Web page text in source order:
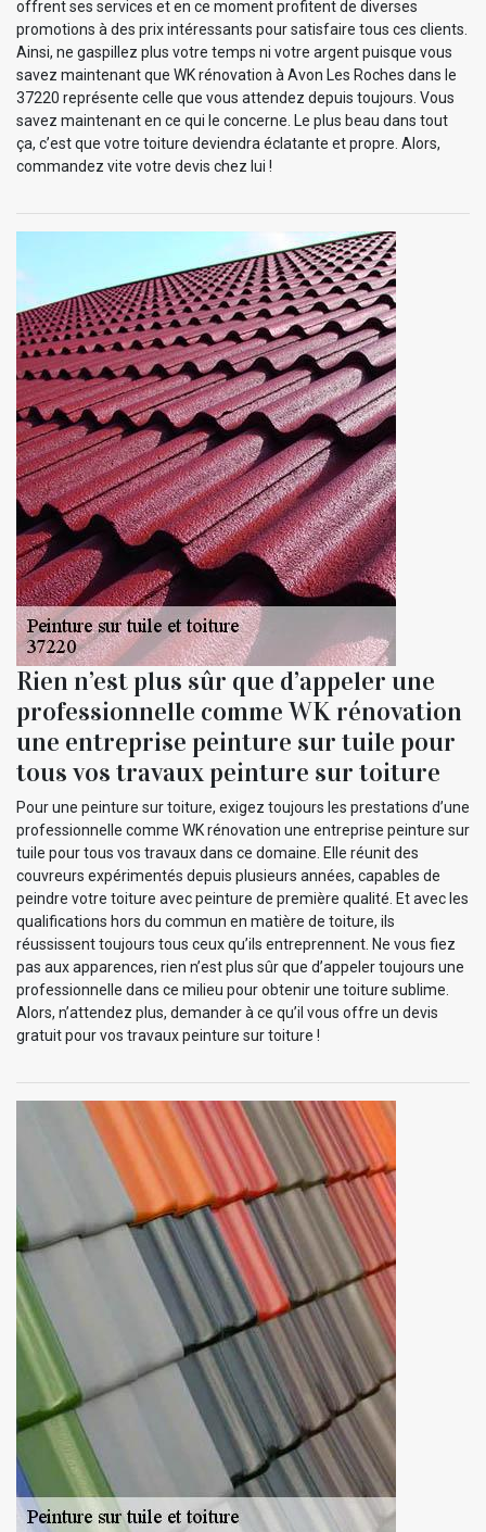
offrent ses services et en ce moment profitent de diverses
promotions à des prix intéressants pour satisfaire tous ces clients.
Ainsi, ne gaspillez plus votre temps ni votre argent puisque vous
savez maintenant que WK rénovation à Avon Les Roches dans le
37220 représente celle que vous attendez depuis toujours. Vous
savez maintenant en ce qui le concerne. Le plus beau dans tout
ça, c’est que votre toiture deviendra éclatante et propre. Alors,
commandez vite votre devis chez lui !
Rien n’est plus sûr que d’appeler une
professionnelle comme WK rénovation
une entreprise peinture sur tuile pour
tous vos travaux peinture sur toiture
Pour une peinture sur toiture, exigez toujours les prestations d’une
professionnelle comme WK rénovation une entreprise peinture sur
tuile pour tous vos travaux dans ce domaine. Elle réunit des
couvreurs expérimentés depuis plusieurs années, capables de
peindre votre toiture avec peinture de première qualité. Et avec les
qualifications hors du commun en matière de toiture, ils
réussissent toujours tous ceux qu’ils entreprennent. Ne vous fiez
pas aux apparences, rien n’est plus sûr que d’appeler toujours une
professionnelle dans ce milieu pour obtenir une toiture sublime.
Alors, n’attendez plus, demander à ce qu’il vous offre un devis
gratuit pour vos travaux peinture sur toiture !